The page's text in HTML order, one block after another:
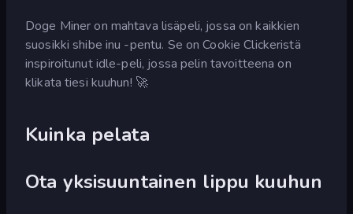
Doge Miner on mahtava lisäpeli, jossa on kaikkien
suosikki shibe inu -pentu. Se on Cookie Clickeristä
inspiroitunut idle-peli, jossa pelin tavoitteena on
klikata tiesi kuuhun! 🚀
Kuinka pelata
Ota yksisuuntainen lippu kuuhun